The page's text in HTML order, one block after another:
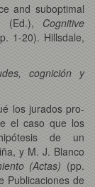
and suboptimal
(Ed.), Cognitive
1-20). Hillsdale,
cognición y
los jurados pro-
el caso que los
de un
y M. J. Blanco
(Actas) (pp.
Publicaciones de